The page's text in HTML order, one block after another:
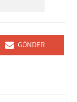
GÖNDER